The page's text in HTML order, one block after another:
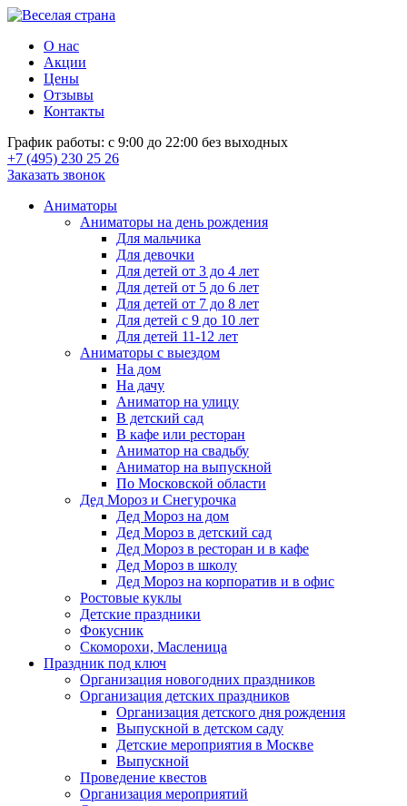
О нас
Акции
Цены
Отзывы
Контакты
График работы: с 9:00 до 22:00 без выходных
+7 (495) 230 25 26
Заказать звонок
Аниматоры
Аниматоры на день рождения
Для мальчика
Для девочки
Для детей от 3 до 4 лет
Для детей от 5 до 6 лет
Для детей от 7 до 8 лет
Для детей с 9 до 10 лет
Для детей 11-12 лет
Аниматоры с выездом
На дом
На дачу
Аниматор на улицу
В детский сад
В кафе или ресторан
Аниматор на свадьбу
Аниматор на выпускной
По Московской области
Дед Мороз и Снегурочка
Дед Мороз на дом
Дед Мороз в детский сад
Дед Мороз в ресторан и в кафе
Дед Мороз в школу
Дед Мороз на корпоратив и в офис
Ростовые куклы
Детские праздники
Фокусник
Скоморохи, Масленица
Праздник под ключ
Организация новогодних праздников
Организация детских праздников
Организация детского дня рождения
Выпускной в детском саду
Детские мероприятия в Москве
Выпускной
Проведение квестов
Организация мероприятий